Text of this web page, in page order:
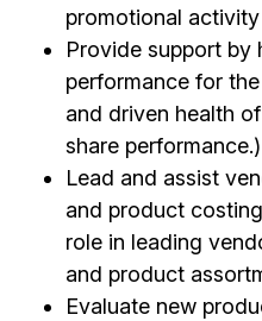
promotional
Provide support by
performance for
and driven health
share performance.)
Lead and assist
and product
role in leading
and product
Evaluate new